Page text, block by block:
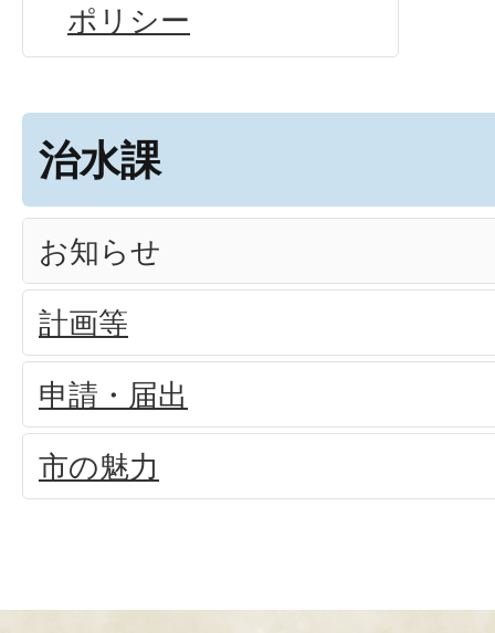
ポリシー
治水課
お知らせ
計画等
申請・届出
市の魅力